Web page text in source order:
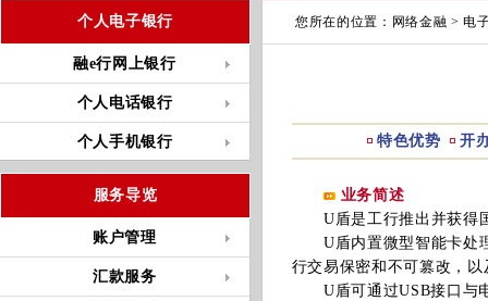
个人电子银行
融e行网上银行
个人电话银行
个人手机银行
服务导览
账户管理
汇款服务
您所在的位置： 网络金融 >电
特色优势 开
业务简述
U盾是工行推出并获得国
U盾内置微型智能卡处理
行交易保密和不可篡改，
U盾可通过USB接口与电